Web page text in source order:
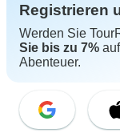
Zimmer
Registrieren
Werden Sie
Sie bis zu 7%
Abenteuer.